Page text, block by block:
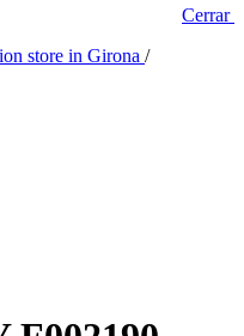
Cerrar
store in Girona /